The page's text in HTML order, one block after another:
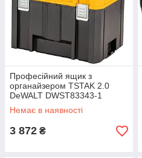
Професійний ящик з
органайзером TSTAK 2.0
DeWALT DWST83343-1
Немає в наявності
3 872 ₴